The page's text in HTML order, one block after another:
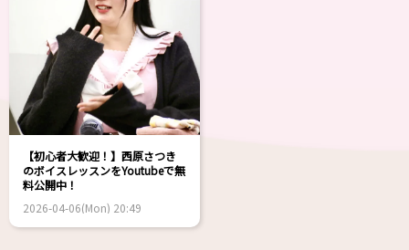
【初心者大歓迎！】西原さつき
のボイスレッスンをYoutubeで無
料公開中！
2026-04-06(Mon) 20:49